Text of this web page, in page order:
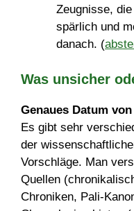
Zeugnisse,
spärlich und
danach. (
Was unsicher
Genaues Datum
Es gibt sehr
der
Vorschläge. Man
Quellen
Chroniken, Pali-